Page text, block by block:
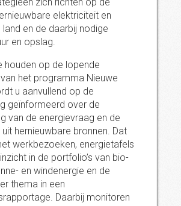
elektriciteit en
en de daarbij nodige
en opslag.
houden op de lopende
het programma Nieuwe
u aanvullend op de
geïnformeerd over de
van de energievraag en de
hernieuwbare bronnen. Dat
werkbezoeken, energietafels
in de portfolio’s van bio-
en windenergie en de
thema in een
Daarbij monitoren